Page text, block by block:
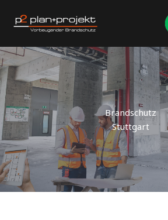
Inhalt
springen
Brandschutz
Stuttgart